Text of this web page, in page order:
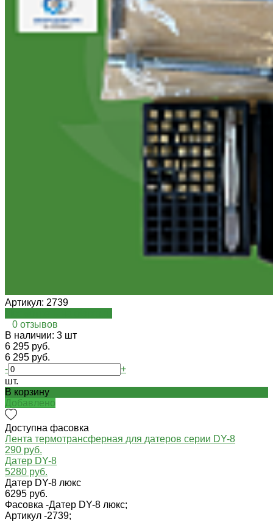
Артикул: 2739
0 отзывов
В наличии: 3 шт
6 295 руб.
6 295 руб.
-
+
шт.
В корзину
Добавлено
Доступна фасовка
Лента термотрансферная для датеров серии DY-8
290 руб.
Датер DY-8
5280 руб.
Датер DY-8 люкс
6295 руб.
Фасовка -Датер DY-8 люкс;
Артикул -2739;